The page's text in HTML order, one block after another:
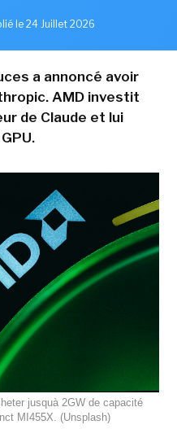
le 24 Juillet 2026
a annoncé avoir
AMD investit
de Claude et lui
jusquà 2GW de capacité
MI455X. (Unsplash)